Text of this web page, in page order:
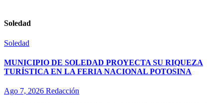
Soledad
Soledad
MUNICIPIO DE SOLEDAD PROYECTA SU RIQUEZA
TURÍSTICA EN LA FERIA NACIONAL POTOSINA
Ago 7, 2026 Redacción